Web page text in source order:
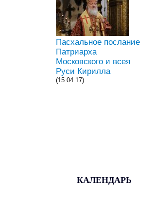
Пасхальное послание
Патриарха
Московского и всея
Руси Кирилла
(15.04.17)
КАЛЕНДАРЬ